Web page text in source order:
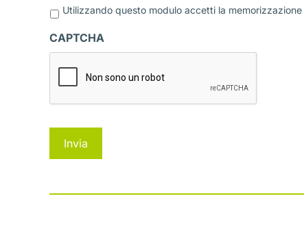
P
r
i
v
*
Utilizzando questo modulo accetti la
CAPTCHA